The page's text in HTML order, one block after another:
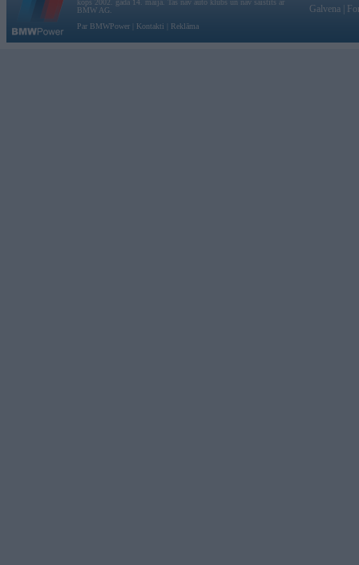
kopš 2002. gada 14. maija. Tas nav auto klubs un nav saistīts ar
BMW AG.
Par BMWPower
Kontakti Reklāma
Galvena